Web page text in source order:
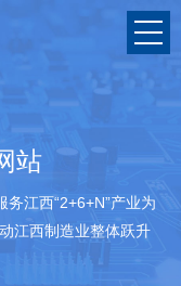
站
江西“2+6+N”产业为
江西制造业整体跃升